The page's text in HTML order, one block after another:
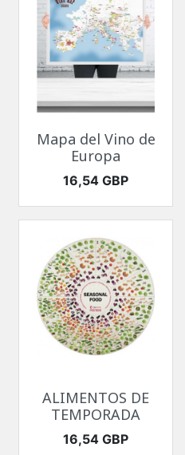
Mapa del Vino de
Europa
Precio
16,54 GBP
ALIMENTOS DE
TEMPORADA
Precio
16,54 GBP